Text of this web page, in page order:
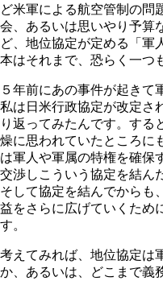
ど米軍による航空管制の問
会、あるいは思いやり予算
ど、地位協定が定める「軍
本はそれまで、恐らく一つ
５年前にあの事件が起きて
私は日米行政協定が改定さ
り返ってみたんです。する
燥に思われていたところに
は軍人や軍属の特権を確保
交渉しこういう協定を結ん
そして協定を結んでからも
益をさらに広げていくため
す。
考えてみれば、地位協定は
か、あるいは、どこまで義